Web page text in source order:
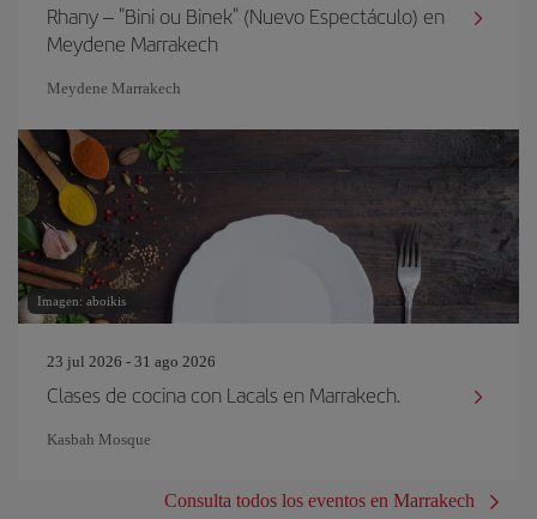
Rhany – "Bini ou Binek" (Nuevo Espectáculo) en
Meydene Marrakech
Meydene Marrakech
Imagen: aboikis
23 jul 2026 - 31 ago 2026
Clases de cocina con Lacals en Marrakech.
Kasbah Mosque
Consulta todos los eventos en Marrakech